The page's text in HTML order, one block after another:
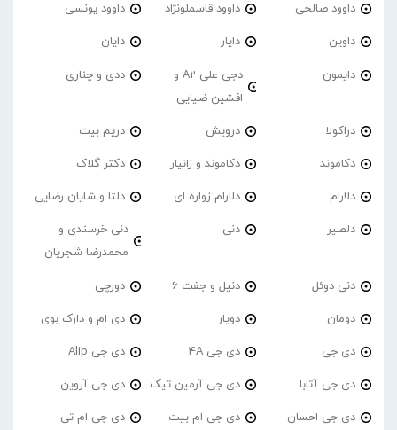
داوود صالحی داوود قاسملونژاد داوود یونسی
داوین دایار دایان
دایمون
دجی علی A2 و
افشین ضیایی
ددی و چناری
دراکولا درویش دریم بیت
دکاموند دکاموند و زانیار دکتر گلاک
دلارام دلارام زواره ای دلتا و شایان رضایی
دلصیر دنی
دنی خرسندی و
محمدرضا شجریان
دنی دوئل دنیل و جفت 6 دورچی
دومان دویار دی ام و دارک بوی
دی جی دی جی 4A دی جی Alip
دی جی آتابا دی جی آرمین تیک دی جی آروین
دی جی احسان دی جی ام بیت دی جی ام تی